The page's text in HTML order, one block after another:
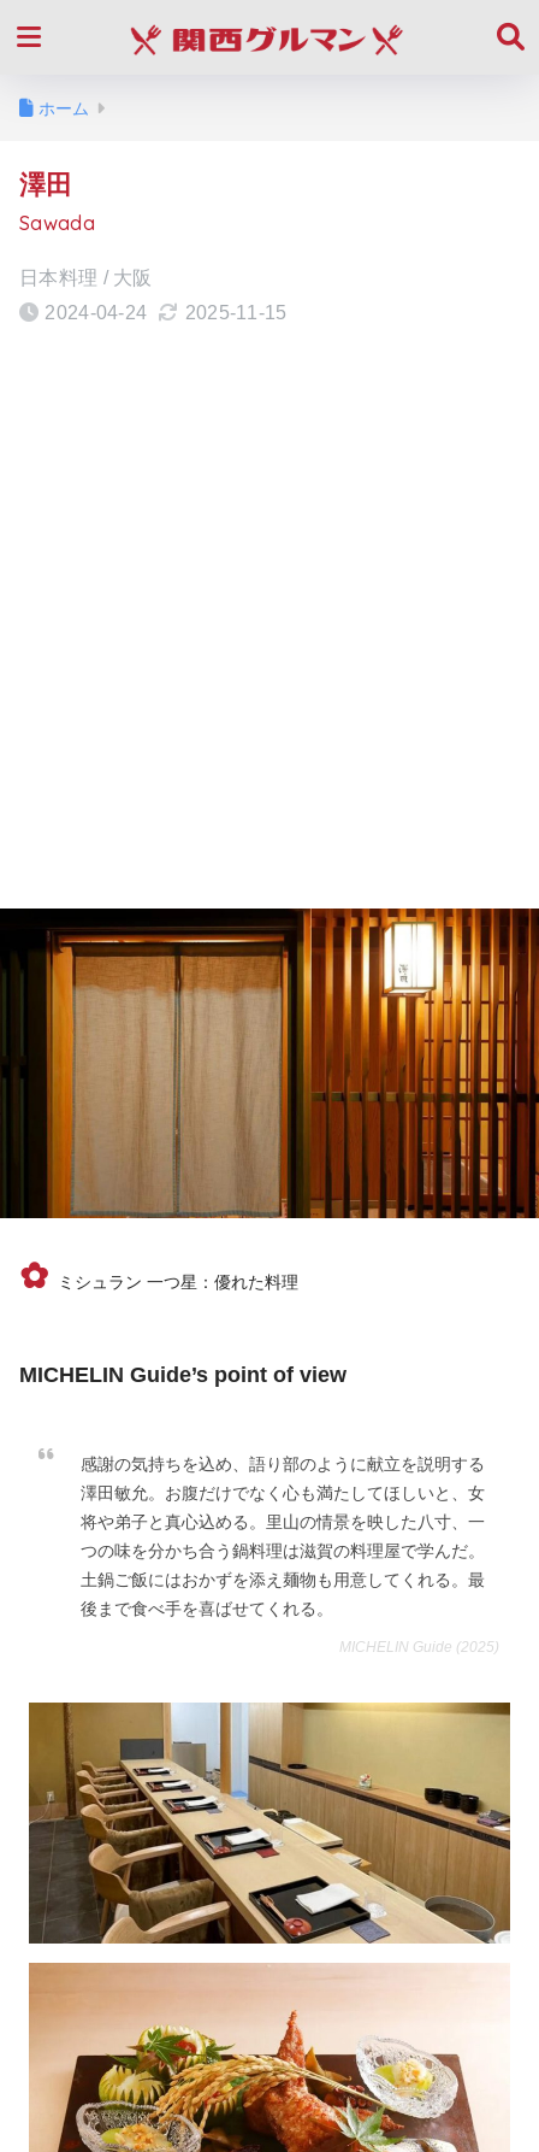
ホーム
澤田
Sawada
日本料理 / 大阪
2024-04-24
2025-11-15
✿ ミシュラン 一つ星：優れた料理
MICHELIN Guide’s point of view
感謝の気持ちを込め、語り部のように献立を説明する
澤田敏允。お腹だけでなく心も満たしてほしいと、女
将や弟子と真心込める。里山の情景を映した八寸、一
つの味を分かち合う鍋料理は滋賀の料理屋で学んだ。
土鍋ご飯にはおかずを添え麺物も用意してくれる。最
後まで食べ手を喜ばせてくれる。
MICHELIN Guide (2025)